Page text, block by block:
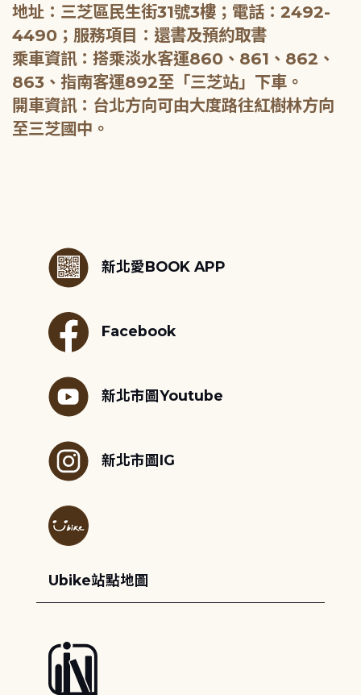
地址：三芝區民生街31號3樓；電話：2492-
4490；服務項目：還書及預約取書
乘車資訊：搭乘淡水客運860、861、862、
863、指南客運892至「三芝站」下車。
開車資訊：台北方向可由大度路往紅樹林方向
至三芝國中。
新北愛BOOK APP
Facebook
新北市圖Youtube
新北市圖IG
Ubike站點地圖